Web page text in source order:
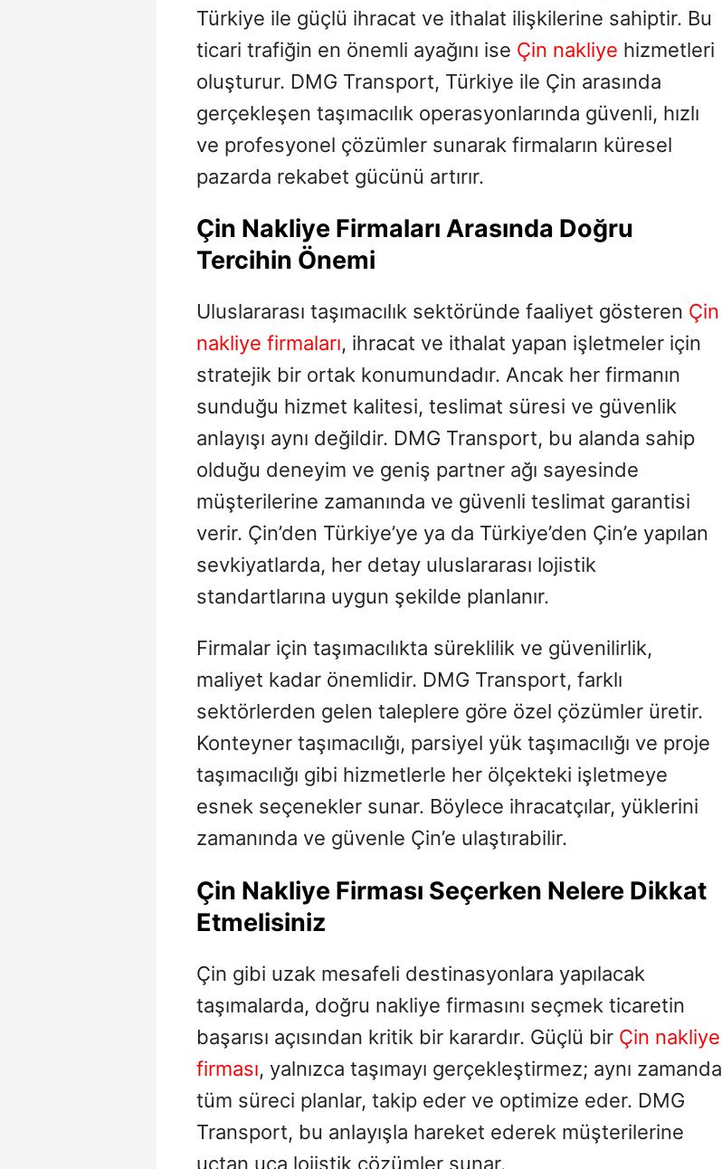
Türkiye ile güçlü ihracat ve ithalat ilişkilerine sahiptir. Bu
ticari trafiğin en önemli ayağını ise Çin nakliye hizmetleri
oluşturur. DMG Transport, Türkiye ile Çin arasında
gerçekleşen taşımacılık operasyonlarında güvenli, hızlı
ve profesyonel çözümler sunarak firmaların küresel
pazarda rekabet gücünü artırır.
Çin Nakliye Firmaları Arasında Doğru
Tercihin Önemi
Uluslararası taşımacılık sektöründe faaliyet gösteren Çin
nakliye firmaları, ihracat ve ithalat yapan işletmeler için
stratejik bir ortak konumundadır. Ancak her firmanın
sunduğu hizmet kalitesi, teslimat süresi ve güvenlik
anlayışı aynı değildir. DMG Transport, bu alanda sahip
olduğu deneyim ve geniş partner ağı sayesinde
müşterilerine zamanında ve güvenli teslimat garantisi
verir. Çin’den Türkiye’ye ya da Türkiye’den Çin’e yapılan
sevkiyatlarda, her detay uluslararası lojistik
standartlarına uygun şekilde planlanır.
Firmalar için taşımacılıkta süreklilik ve güvenilirlik,
maliyet kadar önemlidir. DMG Transport, farklı
sektörlerden gelen taleplere göre özel çözümler üretir.
Konteyner taşımacılığı, parsiyel yük taşımacılığı ve proje
taşımacılığı gibi hizmetlerle her ölçekteki işletmeye
esnek seçenekler sunar. Böylece ihracatçılar, yüklerini
zamanında ve güvenle Çin’e ulaştırabilir.
Çin Nakliye Firması Seçerken Nelere Dikkat
Etmelisiniz
Çin gibi uzak mesafeli destinasyonlara yapılacak
taşımalarda, doğru nakliye firmasını seçmek ticaretin
başarısı açısından kritik bir karardır. Güçlü bir Çin nakliye
firması, yalnızca taşımayı gerçekleştirmez; aynı zamanda
tüm süreci planlar, takip eder ve optimize eder. DMG
Transport, bu anlayışla hareket ederek müşterilerine
uçtan uca lojistik çözümler sunar.